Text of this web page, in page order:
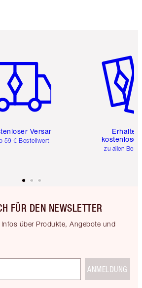
Versand
59 € Bestellwert
Erhalte
kostenlose
zu allen
FÜR DEN NEWSLETTER
über Produkte, Angebote und
ANMELDUNG